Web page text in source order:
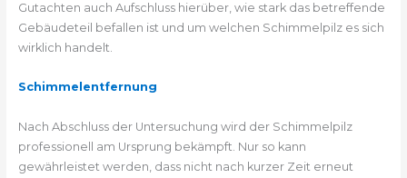
Gutachten auch Aufschluss hierüber, wie stark das betreffende
Gebäudeteil befallen ist und um welchen Schimmelpilz es sich
wirklich handelt.
Schimmelentfernung
Nach Abschluss der Untersuchung wird der Schimmelpilz
professionell am Ursprung bekämpft. Nur so kann
gewährleistet werden, dass nicht nach kurzer Zeit erneut